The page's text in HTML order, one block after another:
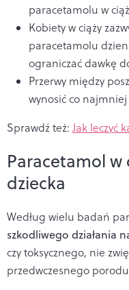
paracetamolu w
Kobiety w ciąży
paracetamolu
ograniczać dawkę
Przerwy między
wynosić co
Sprawdź też: Jak leczyć
Paracetamol w
dziecka
Według wielu badań
szkodliwego działania
czy toksycznego, nie
przedwczesnego